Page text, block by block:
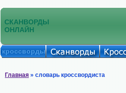
СКАНВОРДЫ
ОНЛАЙН
кроссворды
Главная » словарь кроссвордиста